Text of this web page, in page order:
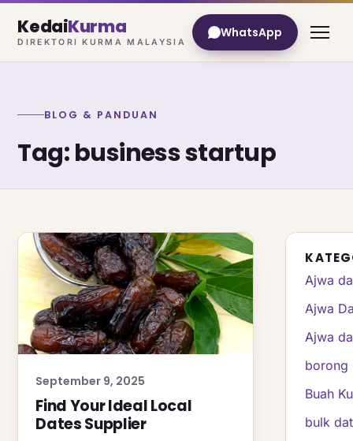
KedaiKurma
DIREKTORI KURMA MALAYSIA
WhatsApp
BLOG & PANDUAN
Tag: business startup
September 9, 2025
Find Your Ideal Local
Dates Supplier
Ajwa
Ajwa
Ajwa
borong
Buah
bulk